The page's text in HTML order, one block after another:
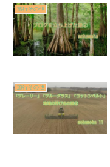
旅行その他
旅行その他